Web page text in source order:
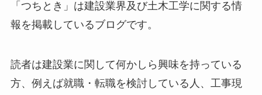
「つちとき」は建設業界及び土木工学に関する情
報を掲載しているブログです。
読者は建設業に関して何かしら興味を持っている
方、例えば就職・転職を検討している人、工事現